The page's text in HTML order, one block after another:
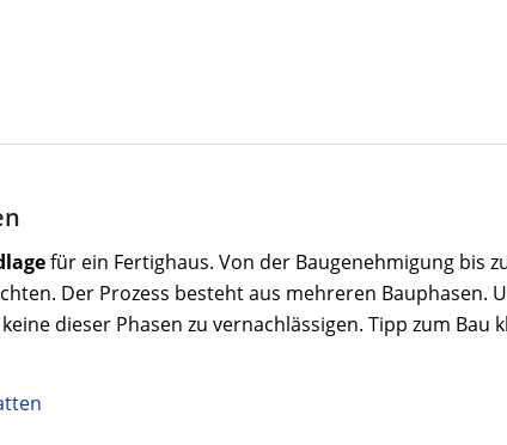
für ein Fertighaus. Von der Baugenehmigung bis
Der Prozess besteht aus mehreren Bauphasen.
dieser Phasen zu vernachlässigen. Tipp zum Bau